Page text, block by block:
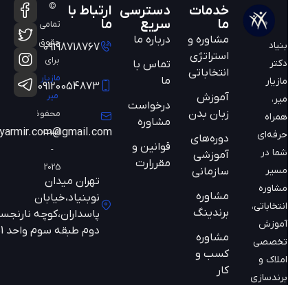
مازیار
همراه
حرفه‌ای
شما در
مسیر
مشاوره
انتخاباتی،
آموزش
تخصصی
املاک و
برندسازی
خدمات
مشاوره و
استراتژی
انتخاباتی
آموزش
زبان بدن
دوره‌های
آموزشی
سازمانی
مشاوره
برندینگ
مشاوره
کسب و
دسترسی
سریع
درباره ما
تماس با
ما
درخواست
مشاوره
قوانین و
مقررارت
ارتباط با
09198718767
09120054873
mazyarmir.com@gmail.com
تهران میدان
نوبنیاد،خیابان
پاسداران،کوچه نارنجستان
دوم طبقه سوم واحد 301
©
تمامی
حقوق
محفوظ
است